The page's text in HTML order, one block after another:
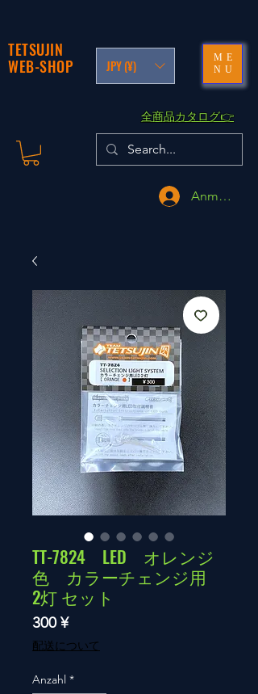
TETSUJIN
WEB-SHOP
JPY (¥)
ME
NU
​全商品カタログ👉
Anmelden
TT-7824 LED オレンジ
色 カラーチェンジ用
2灯 セット
300 ¥Preis
配送について
Anzahl *